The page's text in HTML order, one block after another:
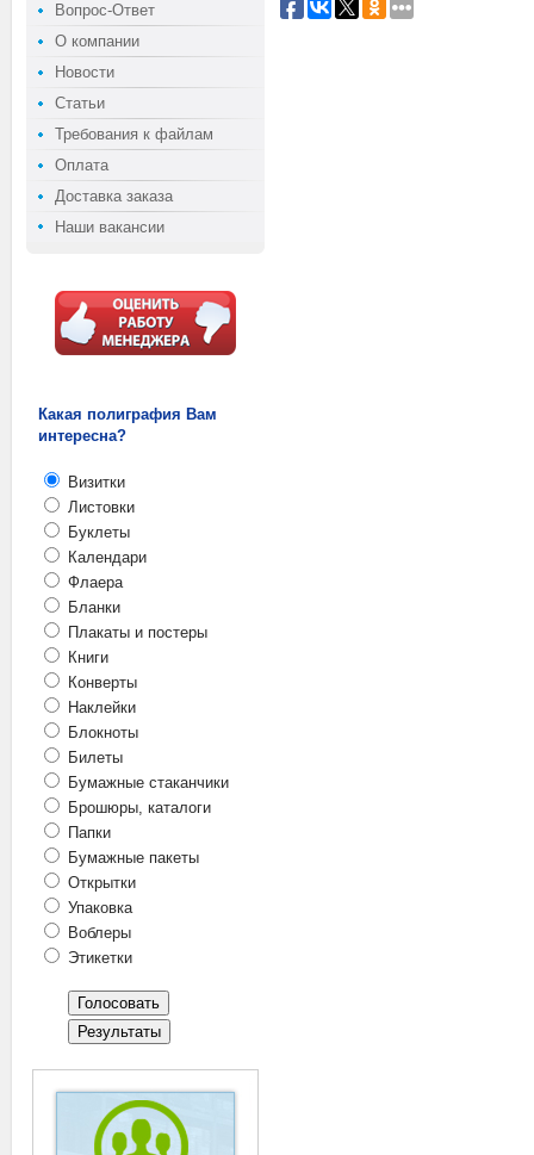
Вопрос-Ответ
О компании
Новости
Статьи
Требования к файлам
Оплата
Доставка заказа
Наши вакансии
Какая полиграфия Вам
интересна?
Визитки
Листовки
Буклеты
Календари
Флаера
Бланки
Плакаты и постеры
Книги
Конверты
Наклейки
Блокноты
Билеты
Бумажные стаканчики
Брошюры, каталоги
Папки
Бумажные пакеты
Открытки
Упаковка
Воблеры
Этикетки